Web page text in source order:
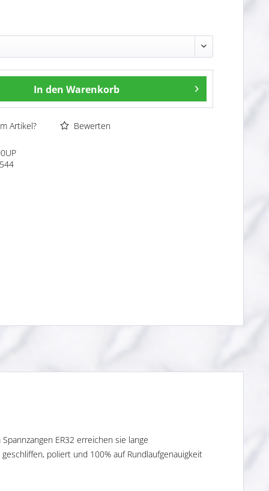
In den Warenkorb
Artikel? Bewerten
ER32 erreichen sie lange
poliert und 100% auf Rundlaufgenauigkeit